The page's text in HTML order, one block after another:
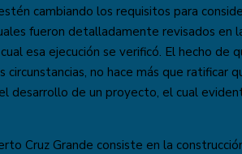
cambiando los requisitos para
fueron detalladamente revisados en
esa ejecución se verificó. El hecho de
circunstancias, no hace más que ratificar
desarrollo de un proyecto, el cual
Cruz Grande consiste en la